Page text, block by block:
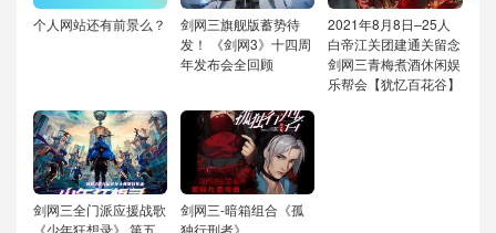
个人网站还有前景么？
剑网三旗舰版蓄势待
发！
《剑网3》十四周
年发布会全回顾
2021年8月8日–25人
白帝江关团建通关留念
剑网三青梅煮酒休闲娱
乐帮会【犹忆百花谷】
剑网三全门派应援战歌
《少年狂想录》 第五
剑网三-暗箱组合《孤
独行刑者》